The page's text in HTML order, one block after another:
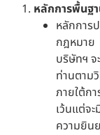
หลักการพื้นฐ
หลักการ
กฎหมาย
บริษัทฯ
ท่านตาม
ภายใต้ก
เว้นแต่จ
ความยิน